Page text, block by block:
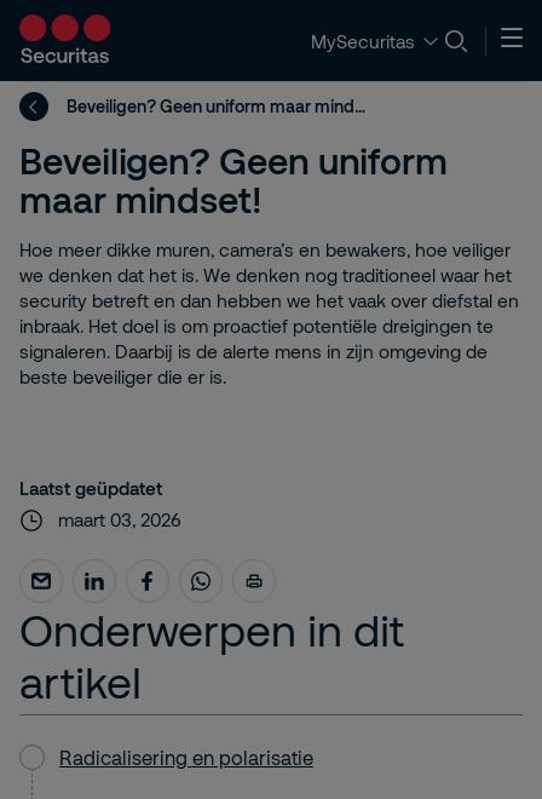
MySecuritas
Beveiligen? Geen uniform maar mindset!
Beveiligen? Geen uniform
maar mindset!
Hoe meer dikke muren, camera’s en bewakers, hoe veiliger
we denken dat het is. We denken nog traditioneel waar het
security betreft en dan hebben we het vaak over diefstal en
inbraak. Het doel is om proactief potentiële dreigingen te
signaleren. Daarbij is de alerte mens in zijn omgeving de
beste beveiliger die er is.
Laatst geüpdatet
maart 03, 2026
Onderwerpen in dit
artikel
Radicalisering en polarisatie